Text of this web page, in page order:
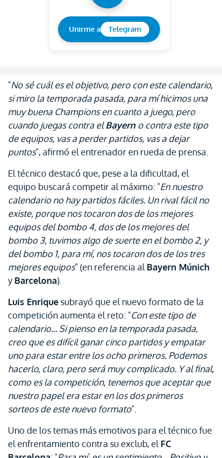
Unirme a Telegram
"No sé cuál es el objetivo, pero con este calendario,
si miro la temporada pasada, para mí hicimos una
muy buena Champions en cuanto a juego, pero
cuando juegas contra elBayern o contra este tipo
de equipos, vas a perder partidos, vas a dejar
puntos", afirmó el entrenador en rueda de prensa.
El técnico destacó que, pese a la dificultad, el
equipo buscará competir al máximo: "En nuestro
calendario no hay partidos fáciles. Un rival fácil no
existe, porque nos tocaron dos de los mejores
equipos del bombo 4, dos de los mejores del
bombo 3, tuvimos algo de suerte en el bombo 2, y
del bombo 1, para mí, nos tocaron dos de los tres
mejores equipos" (en referencia al Bayern Múnich
y Barcelona).
Luis Enrique subrayó que el nuevo formato de la
competición aumenta el reto: "Con este tipo de
calendario... Si pienso en la temporada pasada,
creo que es difícil ganar cinco partidos y empatar
uno para estar entre los ocho primeros. Podemos
hacerlo, claro, pero será muy complicado. Y al final,
como es la competición, tenemos que aceptar que
nuestro papel era estar en los dos primeros
sorteos de este nuevo formato".
Uno de los temas más emotivos para el técnico fue
el enfrentamiento contra su exclub, el FC